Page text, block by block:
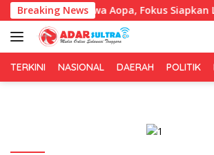
Langsung
ke
konten
Breaking News
IAI Rawa Aopa, Fokus Siapkan
TERKINI NASIONAL DAERAH POLITIK